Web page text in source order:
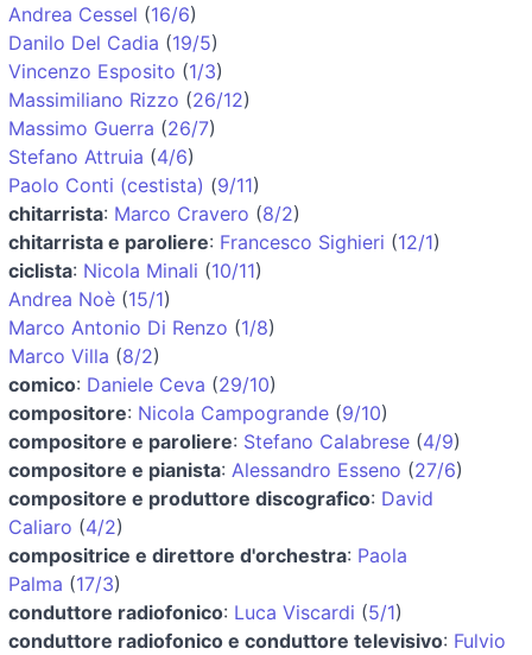
Andrea Cessel (16/6)
Danilo Del Cadia (19/5)
Vincenzo Esposito (1/3)
Massimiliano Rizzo (26/12)
Massimo Guerra (26/7)
Stefano Attruia (4/6)
Paolo Conti (cestista) (9/11)
chitarrista: Marco Cravero (8/2)
chitarrista e paroliere: Francesco Sighieri (12/1)
ciclista: Nicola Minali (10/11)
Andrea Noè (15/1)
Marco Antonio Di Renzo (1/8)
Marco Villa (8/2)
comico: Daniele Ceva (29/10)
compositore: Nicola Campogrande (9/10)
compositore e paroliere: Stefano Calabrese (4/9)
compositore e pianista: Alessandro Esseno (27/6)
compositore e produttore discografico: David
Caliaro (4/2)
compositrice e direttore d'orchestra: Paola
Palma (17/3)
conduttore radiofonico: Luca Viscardi (5/1)
conduttore radiofonico e conduttore televisivo: Fulvio